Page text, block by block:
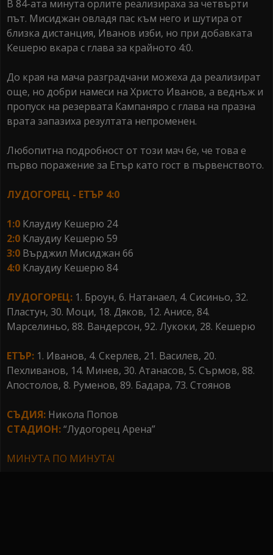
В 84-ата минута орлите реализираха за четвърти
път. Мисиджан овладя пас към него и шутира от
близка дистанция, Иванов изби, но при добавката
Кешерю вкара с глава за крайното 4:0.
До края на мача разградчани можеха да реализират
още, но добри намеси на Христо Иванов, а веднъж и
пропуск на резервата Кампаняро с глава на празна
врата запазиха резултата непроменен.
Любопитна подробност от този мач бе, че това е
първо поражение за Етър като гост в първенството.
ЛУДОГОРЕЦ - ЕТЪР 4:0
1:0 Клаудиу Кешерю 24
2:0 Клаудиу Кешерю 59
3:0 Върджил Мисиджан 66
4:0 Клаудиу Кешерю 84
ЛУДОГОРЕЦ: 1. Броун, 6. Натанаел, 4. Сисиньо, 32.
Пластун, 30. Моци, 18. Дяков, 12. Анисе, 84.
Марселиньо, 88. Вандерсон, 92. Лукоки, 28. Кешерю
ЕТЪР: 1. Иванов, 4. Скерлев, 21. Василев, 20.
Пехливанов, 14. Минев, 30. Атанасов, 5. Сърмов, 88.
Апостолов, 8. Руменов, 89. Бадара, 73. Стоянов
СЪДИЯ: Никола Попов
СТАДИОН:“Лудогорец Арена”
МИНУТА ПО МИНУТА!